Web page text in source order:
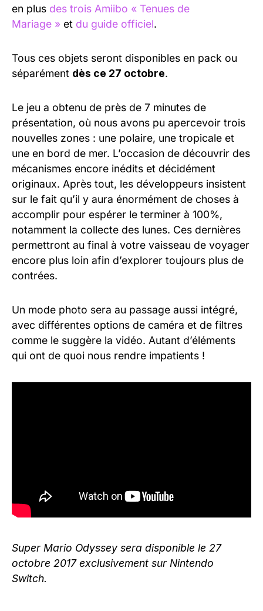
en plus des trois Amiibo « Tenues de
Mariage » et du guide officiel.
Tous ces objets seront disponibles en pack ou
séparément dès ce 27 octobre.
Le jeu a obtenu de près de 7 minutes de
présentation, où nous avons pu apercevoir trois
nouvelles zones : une polaire, une tropicale et
une en bord de mer. L’occasion de découvrir des
mécanismes encore inédits et décidément
originaux. Après tout, les développeurs insistent
sur le fait qu’il y aura énormément de choses à
accomplir pour espérer le terminer à 100%,
notamment la collecte des lunes. Ces dernières
permettront au final à votre vaisseau de voyager
encore plus loin afin d’explorer toujours plus de
contrées.
Un mode photo sera au passage aussi intégré,
avec différentes options de caméra et de filtres
comme le suggère la vidéo. Autant d’éléments
qui ont de quoi nous rendre impatients !
Super Mario Odyssey sera disponible le 27
octobre 2017 exclusivement sur Nintendo
Switch.